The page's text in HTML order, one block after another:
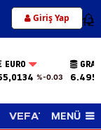
Giriş Yap 12
EURO
%-0.03
VEFAT EDENLER
MENÜ